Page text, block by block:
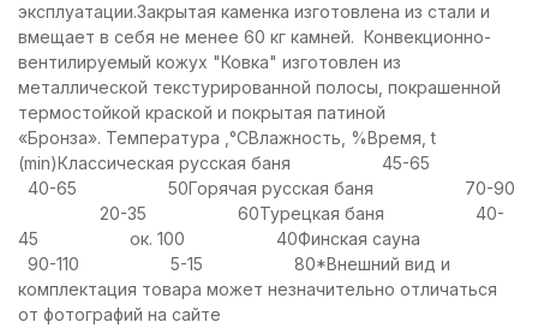
эксплуатации.Закрытая каменка изготовлена из стали и
вмещает в себя не менее 60 кг камней. Конвекционно-
вентилируемый кожух "Ковка" изготовлен из
металлической текстурированной полосы, покрашенной
термостойкой краской и покрытая патиной
«Бронза». Температура ,°СВлажность, %Время, t
(min)Классическая русская баня 45-65
40-65 50Горячая русская баня 70-90
20-35 60Турецкая баня 40-
45 ок. 100 40Финская сауна
90-110 5-15 80*Внешний вид и
комплектация товара может незначительно отличаться
от фотографий на сайте